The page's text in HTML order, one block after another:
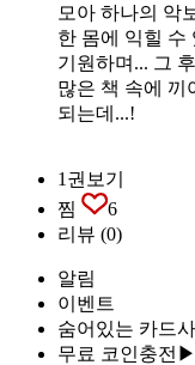
모아 하나의 악
한 몸에 익힐 수
기원하며... 그
많은 책 속에 끼
되는데...!
1권보기
찜
6
리뷰 (0)
알림
이벤트
숨어있는 카드
무료 코인충전▶